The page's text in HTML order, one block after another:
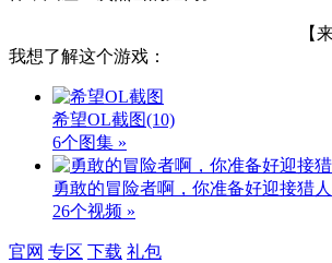
【
我想了解这个游戏：
希望OL截图(10)
6个图集 »
勇敢的冒险者啊，你准备好迎接猎
26个视频 »
官网 专区 下载 礼包